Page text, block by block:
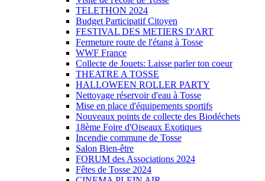
TELETHON 2024
Budget Participatif Citoyen
FESTIVAL DES METIERS D'ART
Fermeture route de l'étang à Tosse
WWF France
Collecte de Jouets: Laisse parler ton coeur
THEATRE A TOSSE
HALLOWEEN ROLLER PARTY
Nettoyage réservoir d'eau à Tosse
Mise en place d'équipements sportifs
Nouveaux points de collecte des Biodéchets
18ème Foire d'Oiseaux Exotiques
Incendie commune de Tosse
Salon Bien-être
FORUM des Associations 2024
Fêtes de Tosse 2024